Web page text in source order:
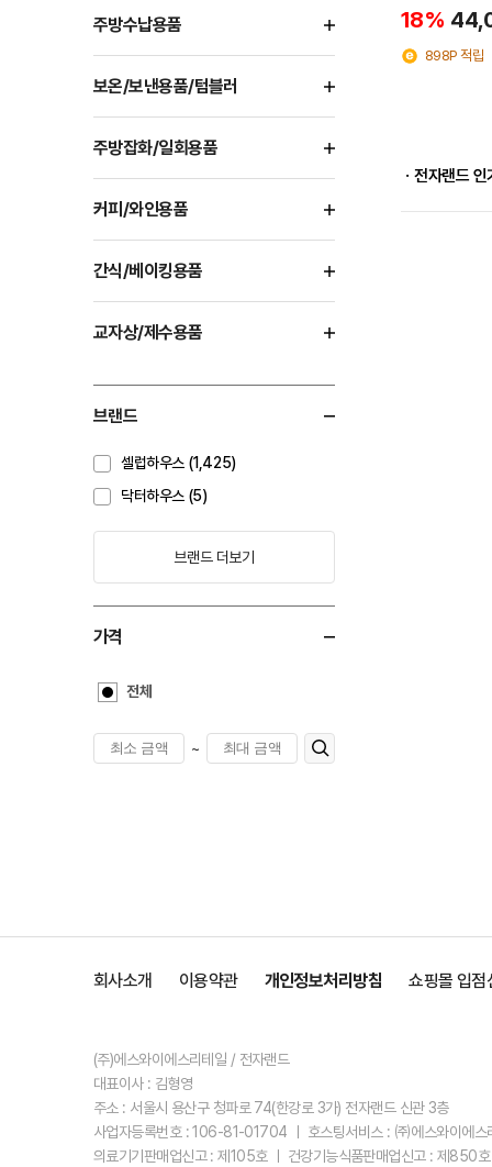
주방수납용품
보온/보낸용품/텀블러
주방잡화/일회용품
커피/와인용품
간식/베이킹용품
교자상/제수용품
브랜드
셀럽하우스 (1,425)
닥터하우스 (5)
브랜드 더보기
가격
전체
~
18%
898P 적립
ㆍ전자랜드 인
회사소개 이용약관 개인정보처리방침 쇼핑몰 입점
(주)에스와이에스리테일 / 전자랜드
대표이사 : 김형영
주소 : 서울시 용산구 청파로 74(한강로 3가) 전자랜드 신관 3층
사업자등록번호 : 106-81-01704 ㅣ 호스팅서비스 : ㈜에스와이에
의료기기판매업신고 : 제105호 ㅣ 건강기능식품판매업신고 : 제850